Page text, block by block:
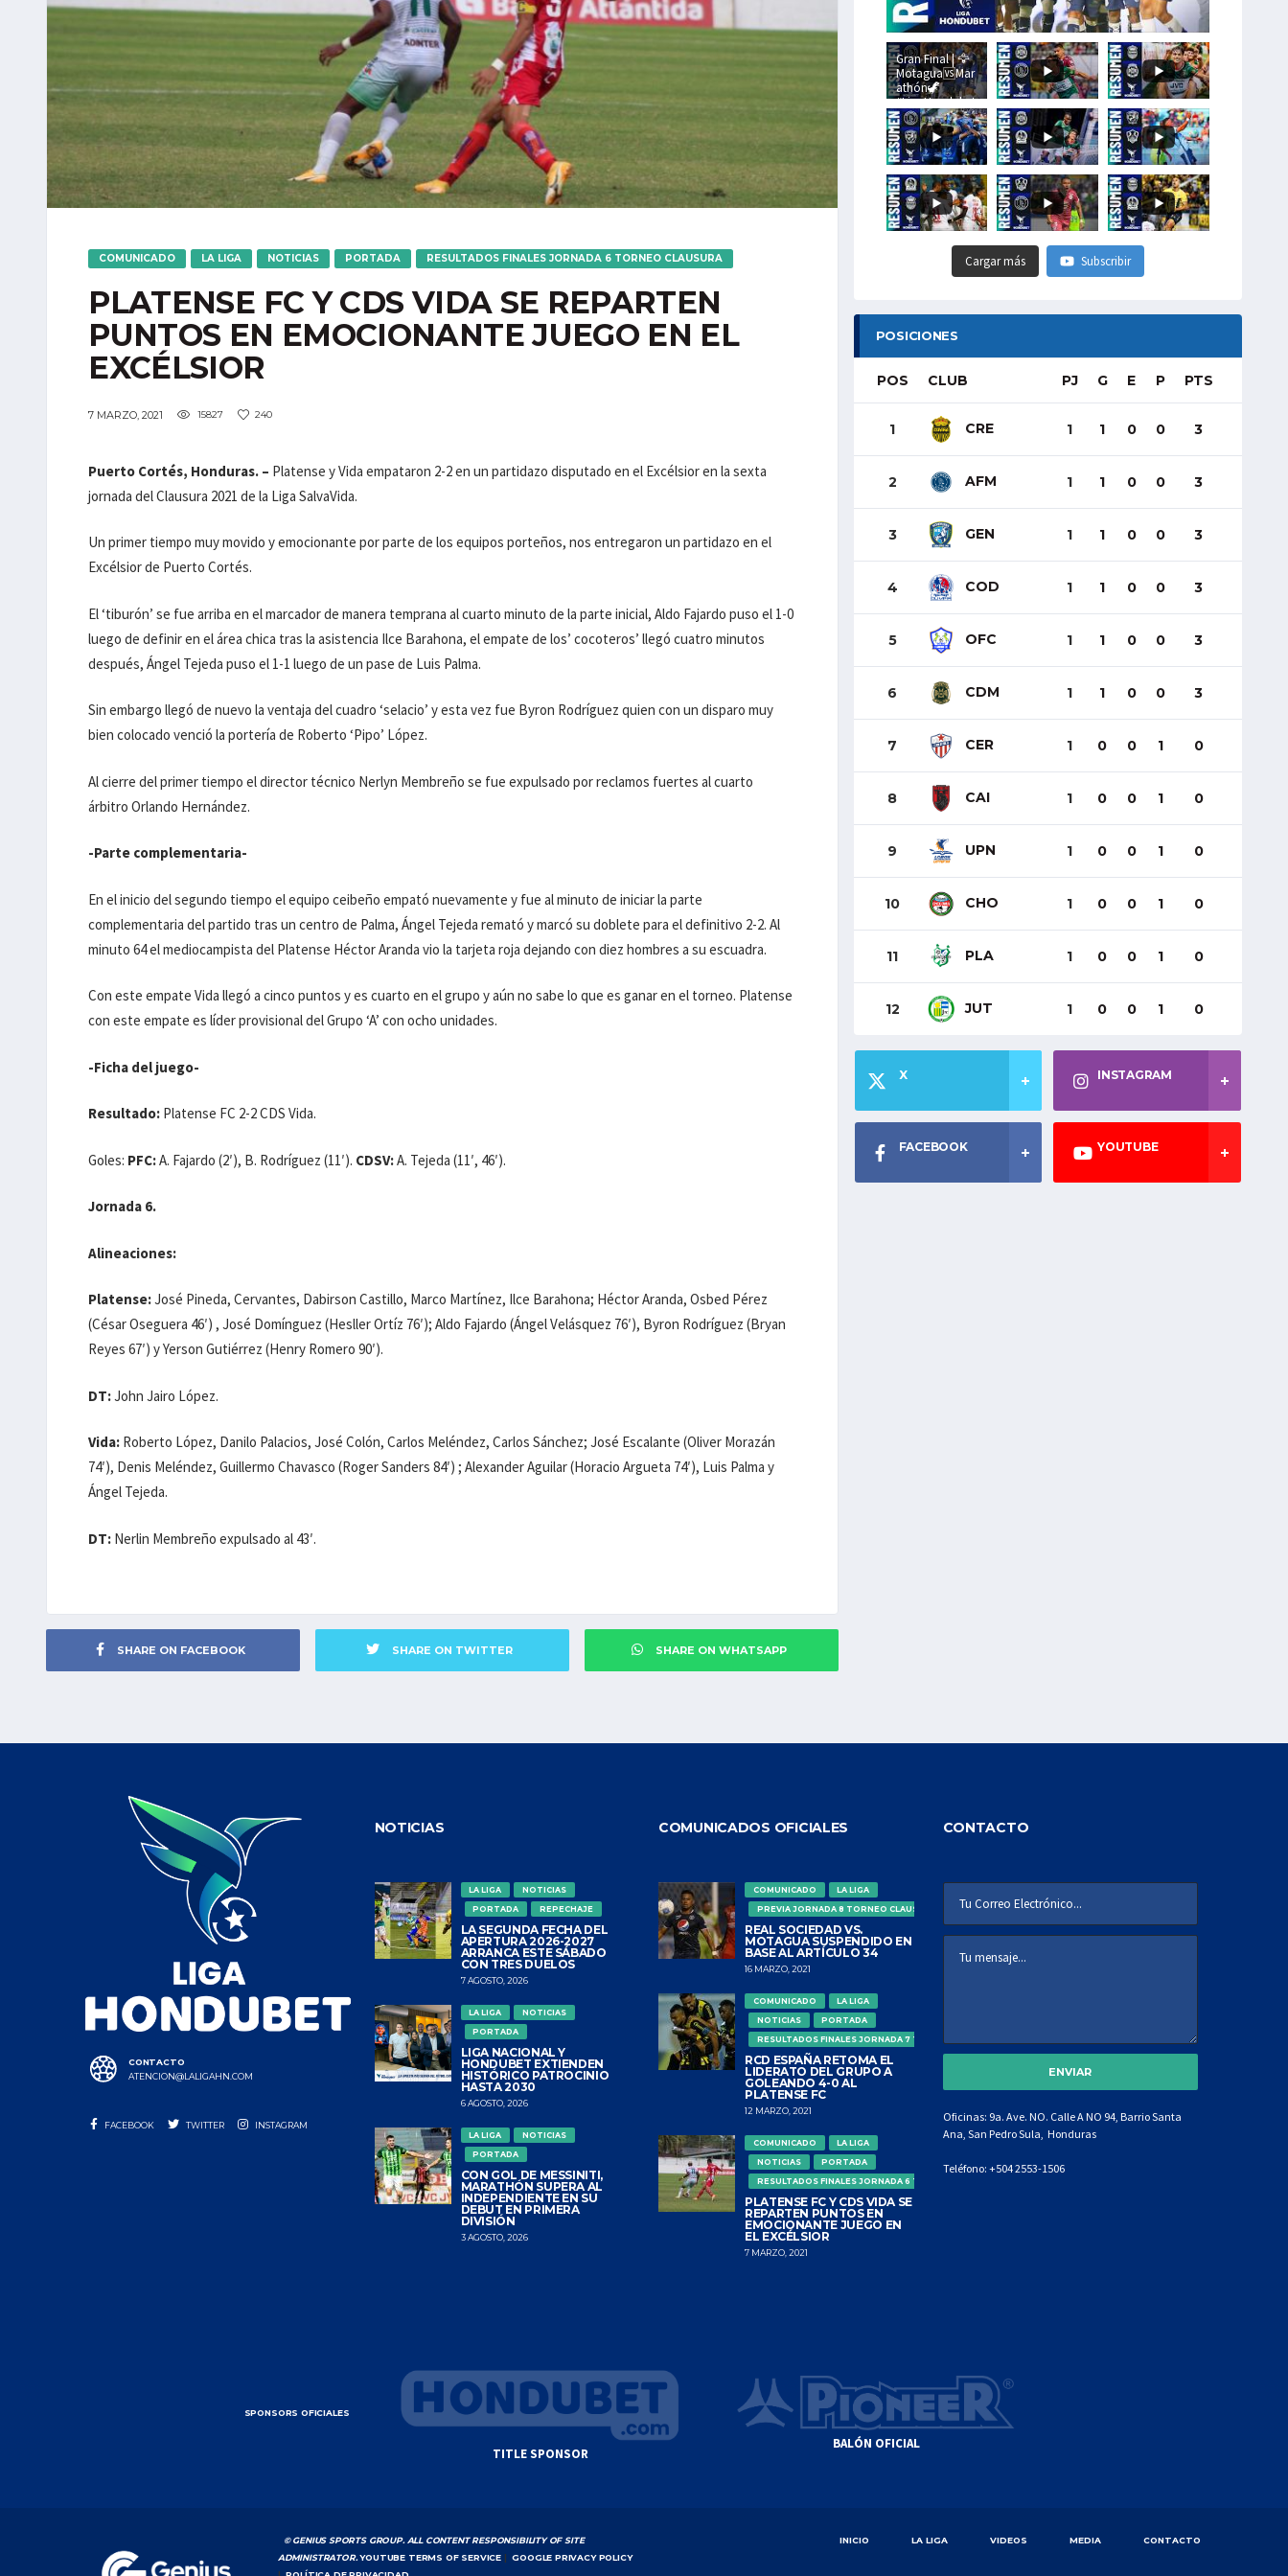
COMUNICADO LA LIGA NOTICIAS PORTADA RESULTADOS FINALES JORNADA 6 TORNEO CLAUSURA
PLATENSE FC Y CDS VIDA SE REPARTEN
PUNTOS EN EMOCIONANTE JUEGO EN EL
EXCÉLSIOR
7 MARZO, 2021 15827 240
Puerto Cortés, Honduras. – Platense y Vida empataron 2-2 en un partidazo disputado en el Excélsior en la sexta
jornada del Clausura 2021 de la Liga SalvaVida.
Un primer tiempo muy movido y emocionante por parte de los equipos porteños, nos entregaron un partidazo en el
Excélsior de Puerto Cortés.
El ‘tiburón’ se fue arriba en el marcador de manera temprana al cuarto minuto de la parte inicial, Aldo Fajardo puso el 1-0
luego de definir en el área chica tras la asistencia Ilce Barahona, el empate de los’ cocoteros’ llegó cuatro minutos
después, Ángel Tejeda puso el 1-1 luego de un pase de Luis Palma.
Sin embargo llegó de nuevo la ventaja del cuadro ‘selacio’ y esta vez fue Byron Rodríguez quien con un disparo muy
bien colocado venció la portería de Roberto ‘Pipo’ López.
Al cierre del primer tiempo el director técnico Nerlyn Membreño se fue expulsado por reclamos fuertes al cuarto
árbitro Orlando Hernández.
-Parte complementaria-
En el inicio del segundo tiempo el equipo ceibeño empató nuevamente y fue al minuto de iniciar la parte
complementaria del partido tras un centro de Palma, Ángel Tejeda remató y marcó su doblete para el definitivo 2-2. Al
minuto 64 el mediocampista del Platense Héctor Aranda vio la tarjeta roja dejando con diez hombres a su escuadra.
Con este empate Vida llegó a cinco puntos y es cuarto en el grupo y aún no sabe lo que es ganar en el torneo. Platense
con este empate es líder provisional del Grupo ‘A’ con ocho unidades.
-Ficha del juego-
Resultado: Platense FC 2-2 CDS Vida.
Goles: PFC:A. Fajardo (2′), B. Rodríguez (11′). CDSV:A. Tejeda (11′, 46′).
Jornada 6.
Alineaciones:
Platense:José Pineda, Cervantes, Dabirson Castillo, Marco Martínez, Ilce Barahona; Héctor Aranda, Osbed Pérez
(César Oseguera 46′) , José Domínguez (Hesller Ortíz 76′); Aldo Fajardo (Ángel Velásquez 76′), Byron Rodríguez (Bryan
Reyes 67′) y Yerson Gutiérrez (Henry Romero 90′).
DT:John Jairo López.
Vida: Roberto López, Danilo Palacios, José Colón, Carlos Meléndez, Carlos Sánchez; José Escalante (Oliver Morazán
74′), Denis Meléndez, Guillermo Chavasco (Roger Sanders 84′) ; Alexander Aguilar (Horacio Argueta 74′), Luis Palma y
Ángel Tejeda.
DT: Nerlin Membreño expulsado al 43′.
SHARE ON FACEBOOK SHARE ON TWITTER SHARE ON WHATSAPP
Gran Final | 🦅
Motagua🆚Mar
athón🦖
#LigaHondubet
Cargar más Subscribir
POSICIONES
POS CLUB PJ G E P PTS
1 CRE 1 1 0 0 3
2 AFM 1 1 0 0 3
3 GEN 1 1 0 0 3
4 COD 1 1 0 0 3
5 OFC 1 1 0 0 3
6 CDM 1 1 0 0 3
7 CER 1 0 0 1 0
8 CAI 1 0 0 1 0
9 UPN 1 0 0 1 0
10 CHO 1 0 0 1 0
11 PLA 1 0 0 1 0
12 JUT 1 0 0 1 0
X INSTAGRAM
FACEBOOK YOUTUBE
CONTACTO
ATENCION@LALIGAHN.COM
FACEBOOK TWITTER INSTAGRAM
NOTICIAS
LA LIGA
NOTICIAS
PORTADA
REPECHAJE
LA SEGUNDA FECHA DEL
APERTURA 2026-2027
ARRANCA ESTE SÁBADO
CON TRES DUELOS
7 AGOSTO, 2026
LA LIGA
NOTICIAS
PORTADA
LIGA NACIONAL Y
HONDUBET EXTIENDEN
HISTÓRICO PATROCINIO
HASTA 2030
6 AGOSTO, 2026
LA LIGA
NOTICIAS
PORTADA
CON GOL DE MESSINITI,
MARATHÓN SUPERA AL
INDEPENDIENTE EN SU
DEBUT EN PRIMERA
DIVISIÓN
3 AGOSTO, 2026
COMUNICADOS OFICIALES
COMUNICADO
LA LIGA
PREVIA JORNADA 8 TORNEO CLAUSURA
REAL SOCIEDAD VS.
MOTAGUA SUSPENDIDO EN
BASE AL ARTÍCULO 34
16 MARZO, 2021
COMUNICADO
LA LIGA
NOTICIAS
PORTADA
RESULTADOS FINALES JORNADA 7 TORNEO CLAUSURA
RCD ESPAÑA RETOMA EL
LIDERATO DEL GRUPO A
GOLEANDO 4-0 AL
PLATENSE FC
12 MARZO, 2021
COMUNICADO
LA LIGA
NOTICIAS
PORTADA
RESULTADOS FINALES JORNADA 6 TORNEO CLAUSURA
PLATENSE FC Y CDS VIDA SE
REPARTEN PUNTOS EN
EMOCIONANTE JUEGO EN
EL EXCÉLSIOR
7 MARZO, 2021
CONTACTO
Oficinas: 9a. Ave. NO. Calle A NO 94, Barrio Santa
Ana, San Pedro Sula, Honduras
Teléfono: +504 2553-1506
SPONSORS OFICIALES
TITLE SPONSOR
BALÓN OFICIAL
© GENIUS SPORTS GROUP. ALL CONTENT RESPONSIBILITY OF SITE
ADMINISTRATOR. YOUTUBE TERMS OF SERVICE |GOOGLE PRIVACY POLICY
INICIO LA LIGA VIDEOS MEDIA CONTACTO